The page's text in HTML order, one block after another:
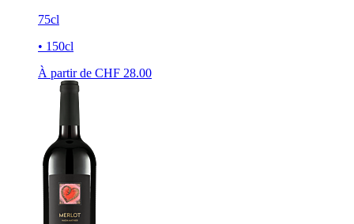
75cl
• 150cl
À partir de CHF 28.00